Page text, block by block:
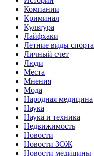
Компании
Криминал
Культура
Лайфхаки
Летние виды спорта
Личный счет
Люди
Места
Мнения
Мода
Народная медицина
Наука
Наука и техника
Недвижимость
Новости
Новости ЗОЖ
Новости медицины